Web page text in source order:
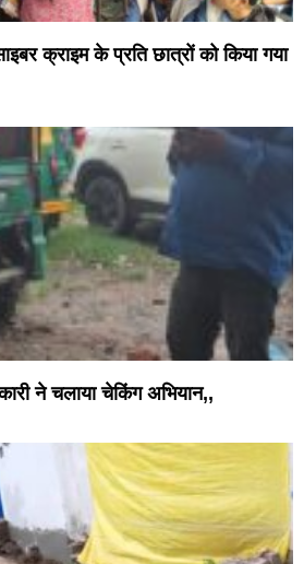
क्राइम के प्रति छात्रों को किया गया
ने चलाया चेकिंग अभियान,,